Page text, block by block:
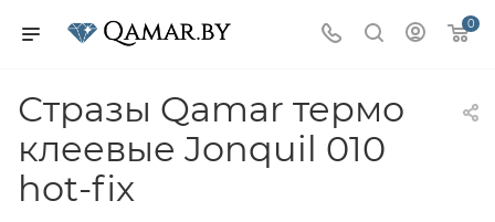
0
Стразы Qamar термо
клеевые Jonquil 010
hot-fix